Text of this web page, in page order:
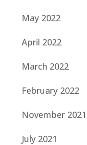
May 2022
April 2022
March 2022
February 2022
November 2021
July 2021